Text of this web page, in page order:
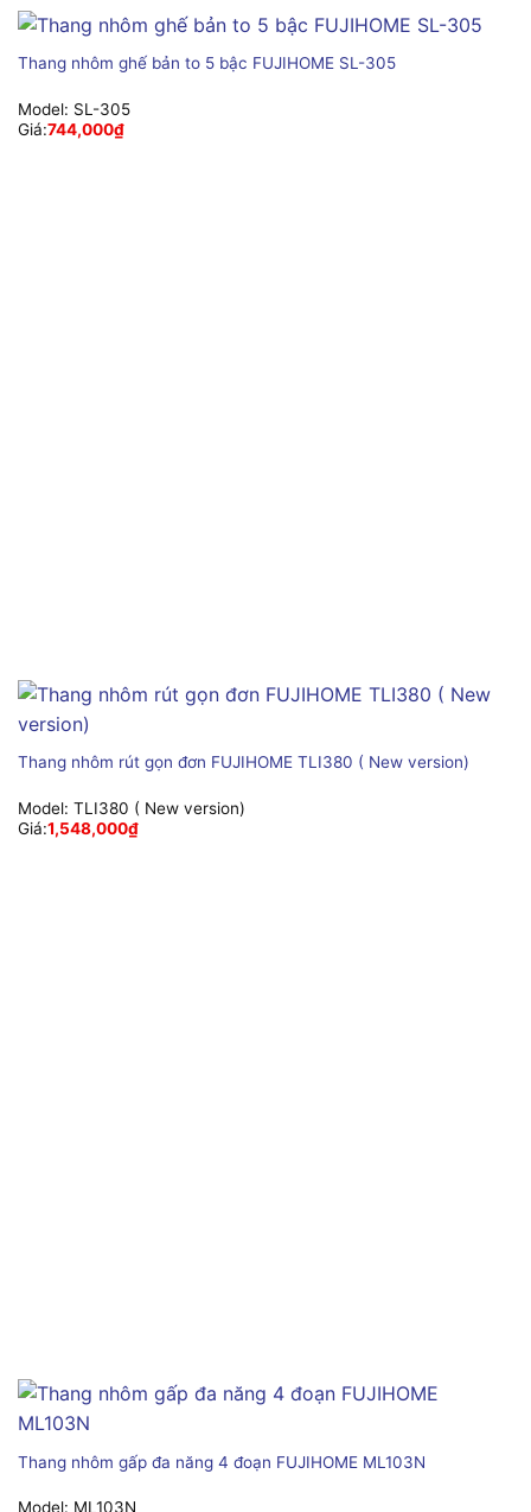
Thang nhôm ghế bản to 5 bậc FUJIHOME SL-305
Model: SL-305
Giá:744,000₫
Thang nhôm rút gọn đơn FUJIHOME TLI380 ( New version)
Model: TLI380 ( New version)
Giá:1,548,000₫
Thang nhôm gấp đa năng 4 đoạn FUJIHOME ML103N
Model: ML103N